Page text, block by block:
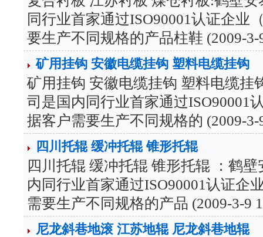
同行业首家通过ISO90001认证企业
要生产不同规格的产品柱鞋 (2009-3-
矿用挂钩 安徽电缆挂钩 塑料电缆挂钩
矿用挂钩 安徽电缆挂钩 塑料电缆挂
司是国内同行业首家通过ISO90001
据客户需要生产不同规格的 (2009-3-
四川托辊 缓冲托辊 锥形托辊
四川托辊 缓冲托辊 锥形托辊 ：鹤
内同行业首家通过ISO90001认证企
需要生产不同规格的产品 (2009-3-9
尼龙斜巷地滚 江苏地辊 尼龙斜巷地辊